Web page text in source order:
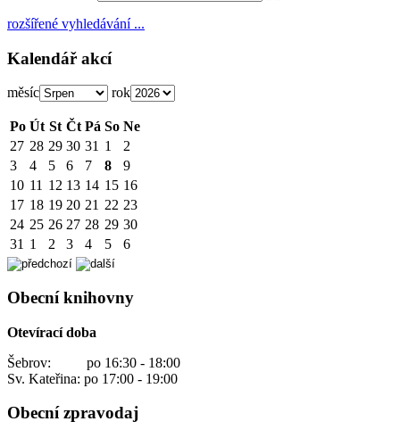
rozšířené vyhledávání ...
Kalendář akcí
měsíc rok
Po Út St Čt Pá So Ne
27 28 29 30 31 1
2
3
4 5 6 7 8
9
10 11 12 13 14 15 16
17 18 19 20 21 22 23
24 25 26 27 28 29 30
31 1 2 3 4 5 6
Obecní knihovny
Otevírací doba
Šebrov: po 16:30 - 18:00
Sv. Kateřina: po 17:00 - 19:00
Obecní zpravodaj